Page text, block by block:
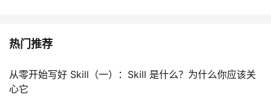
藏
热门推荐
从零开始写好 Skill（一）：Skill 是什么？为什么你应该关
心它